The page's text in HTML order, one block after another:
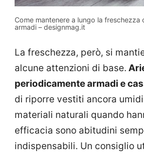
Come mantenere a lungo la freschezza
armadi – designmag.it
La freschezza, però, si
alcune attenzioni di base.
periodicamente armadi e
di riporre vestiti ancora
materiali naturali quando
efficacia sono abitudini
indispensabili. Un consiglio